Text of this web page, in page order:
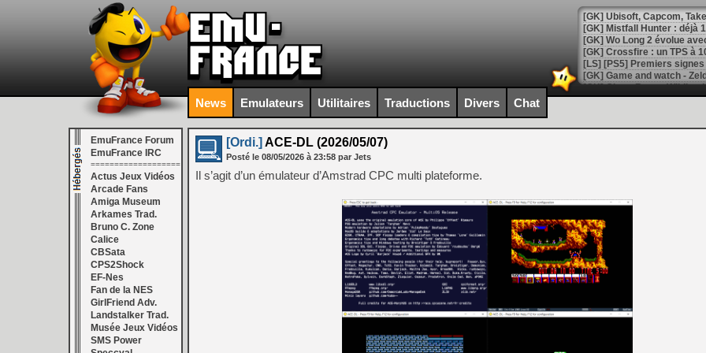
[GK] Mistfall Hunter : déjà
[GK] Wo Long 2 évolue
[GK] Crossfire : un TPS à
[LS] [PS5] Premiers
[Mo5] DOOM arrive en
[GK] Bethesda fête les 30
[GK] Roblox : l'action en
[GK] Agenda - GeForce
[GK] Devolver Digital en a
[LS] [PS5] ps5-y2jb-
[GK] Pourquoi Marvel
[GK] Test : Restory : Chill
[GK] GTA 6 : Rockstar
[GK] Hot Wheels Infinite
[GK] Mémoire cash -
[GK] Résultats Nintendo :
News Emulateurs Utilitaires Traductions Divers Chat
EmuFrance Forum
EmuFrance IRC
===================
Actus Jeux Vidéos
Arcade Fans
Amiga Museum
Arkames Trad.
Bruno C. Zone
Calice
CBSata
CPS2Shock
EF-Nes
Fan de la NES
GirlFriend Adv.
Landstalker Trad.
Musée Jeux Vidéos
SMS Power
[Ordi.] ACE-DL (2026/05/07)
Posté le 08/05/2026 à 23:58 par Jets
Il s’agit d’un émulateur d’Amstrad CPC multi plateforme.